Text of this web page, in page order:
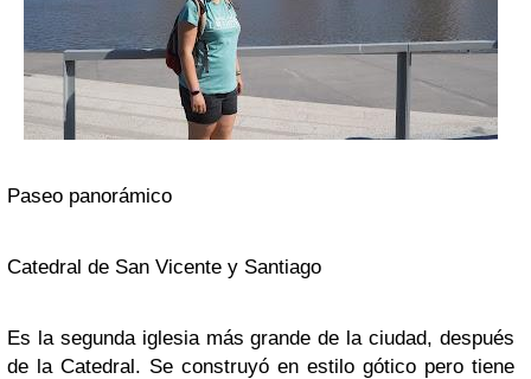
Paseo panorámico
Catedral de San Vicente y Santiago
Es la segunda iglesia más grande de la ciudad, después
de la Catedral. Se construyó en estilo gótico pero tiene